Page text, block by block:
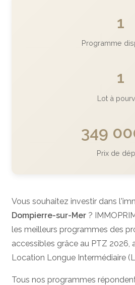
1
Programme
1
Lot à
349
Prix de
Vous souhaitez investir dans
Dompierre-sur-Mer ?
les meilleurs programmes des
accessibles grâce au PTZ 2026,
Location Longue Intermédiaire
Tous nos programmes